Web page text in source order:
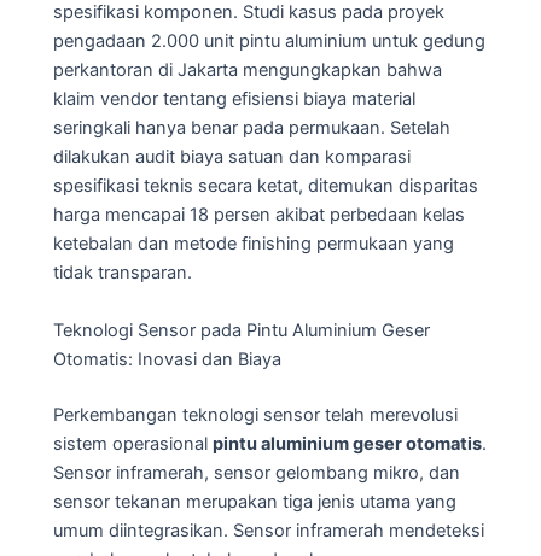
spesifikasi komponen. Studi kasus pada proyek
pengadaan 2.000 unit pintu aluminium untuk gedung
perkantoran di Jakarta mengungkapkan bahwa
klaim vendor tentang efisiensi biaya material
seringkali hanya benar pada permukaan. Setelah
dilakukan audit biaya satuan dan komparasi
spesifikasi teknis secara ketat, ditemukan disparitas
harga mencapai 18 persen akibat perbedaan kelas
ketebalan dan metode finishing permukaan yang
tidak transparan.
Teknologi Sensor pada Pintu Aluminium Geser
Otomatis: Inovasi dan Biaya
Perkembangan teknologi sensor telah merevolusi
sistem operasional pintu aluminium geser otomatis.
Sensor inframerah, sensor gelombang mikro, dan
sensor tekanan merupakan tiga jenis utama yang
umum diintegrasikan. Sensor inframerah mendeteksi